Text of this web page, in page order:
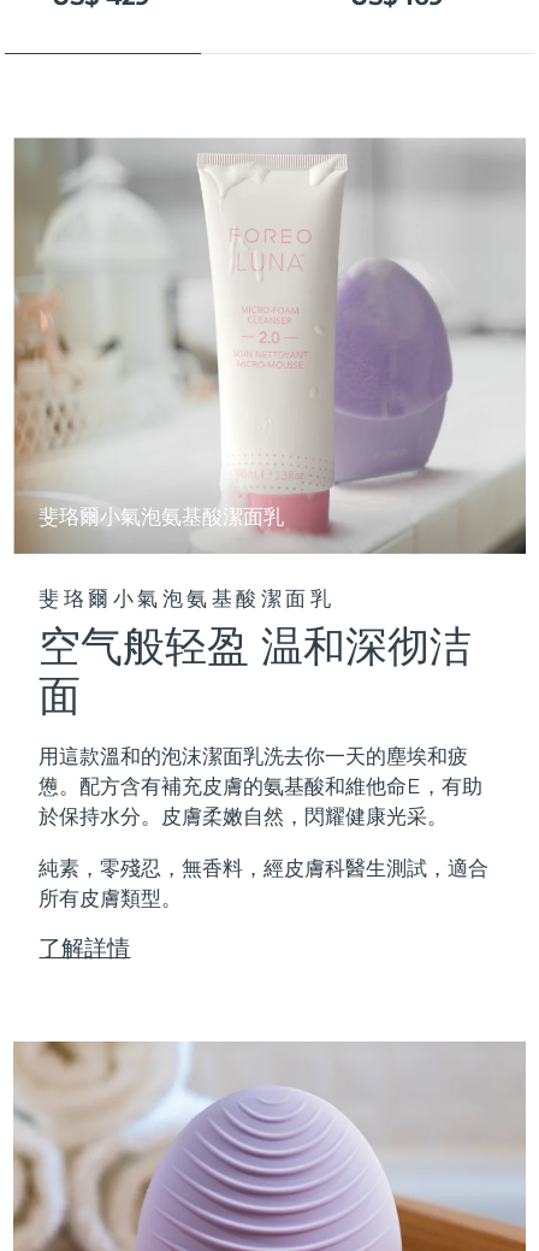
斐珞爾小氣泡氨基酸潔面乳
斐珞爾小氣泡氨基酸潔面乳
空气般轻盈 温和深彻洁
面
用這款溫和的泡沫潔面乳洗去你一天的塵埃和疲
憊。配方含有補充皮膚的氨基酸和維他命E，有助
於保持水分。皮膚柔嫩自然，閃耀健康光采。
純素，零殘忍，無香料，經皮膚科醫生測試，適合
所有皮膚類型。
了解詳情